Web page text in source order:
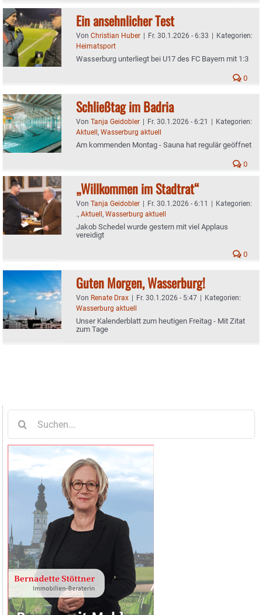
Ein ansehnlicher Test
Von Christian Huber | Fr. 30.1.2026 - 6:33 | Kategorien:
Heimatsport
Wasserburg unterliegt bei U17 des FC Bayern mit 1:3
0
Schließtag im Badria
Von Tanja Geidobler | Fr. 30.1.2026 - 6:21 | Kategorien:
Aktuell, Wasserburg aktuell
Am kommenden Montag - Sauna hat regulär geöffnet
0
„Willkommen im Stadtrat“
Von Tanja Geidobler | Fr. 30.1.2026 - 6:11 | Kategorien:
., Aktuell, Wasserburg aktuell
Jakob Schedel wurde gestern mit viel Applaus
vereidigt
0
Guten Morgen, Wasserburg!
Von Renate Drax | Fr. 30.1.2026 - 5:47 | Kategorien:
Wasserburg aktuell
Unser Kalenderblatt zum heutigen Freitag - Mit Zitat
zum Tage
nach: